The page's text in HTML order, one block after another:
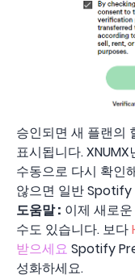
승인되면 새 플랜의
표시됩니다.
수동으로 다시 확인
않으면 일반
도움말 : 이제 새로
수도 있습니다. 보다
받으세요 Spotify
성화하세요.